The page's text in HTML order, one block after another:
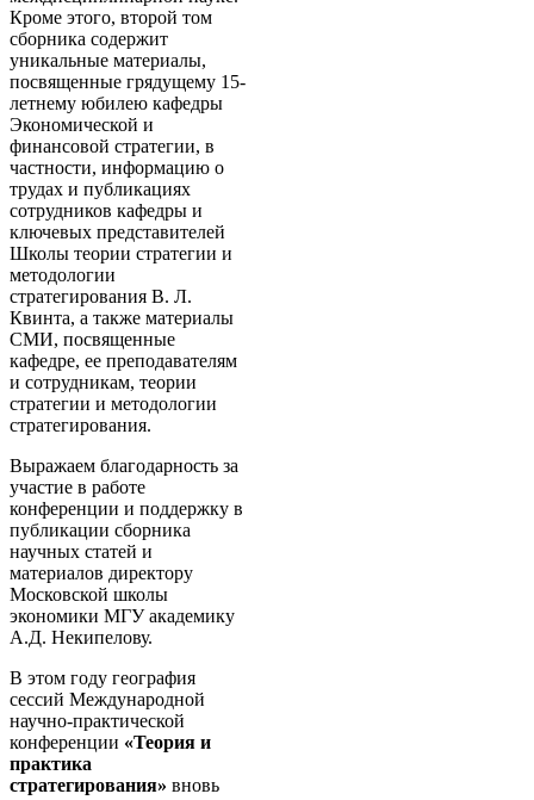
Кроме этого, второй том
сборника содержит
уникальные материалы,
посвященные грядущему 15-
летнему юбилею кафедры
Экономической и
финансовой стратегии, в
частности, информацию о
трудах и публикациях
сотрудников кафедры и
ключевых представителей
Школы теории стратегии и
методологии
стратегирования В. Л.
Квинта, а также материалы
СМИ, посвященные
кафедре, ее преподавателям
и сотрудникам, теории
стратегии и методологии
стратегирования.
Выражаем благодарность за
участие в работе
конференции и поддержку в
публикации сборника
научных статей и
материалов директору
Московской школы
экономики МГУ академику
А.Д. Некипелову.
В этом году география
сессий Международной
научно-практической
конференции «Теория и
практика
стратегирования» вновь